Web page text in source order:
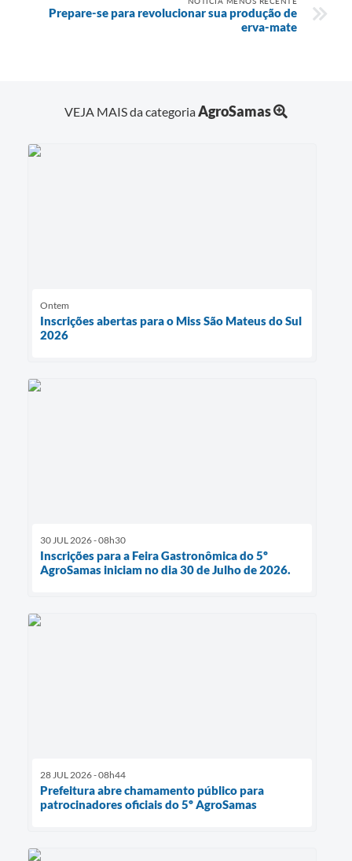
Prepare-se para revolucionar sua produção de
erva-mate
VEJA MAIS da categoriaAgroSamas
Ontem
Inscrições abertas para o Miss São Mateus do Sul
2026
30 JUL 2026 - 08h30
Inscrições para a Feira Gastronômica do 5º
AgroSamas iniciam no dia 30 de Julho de 2026.
28 JUL 2026 - 08h44
Prefeitura abre chamamento público para
patrocinadores oficiais do 5º AgroSamas